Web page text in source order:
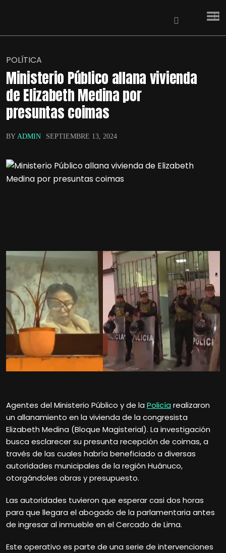
POLÍTICA
Ministerio Público allana vivienda
de Elizabeth Medina por
presuntas coimas
BY ADMIN SEPTIEMBRE 13, 2024
Agentes del Ministerio Público y de la Policía realizaron
un allanamiento en la vivienda de la congresista
Elizabeth Medina (Bloque Magisterial). La investigación
busca esclarecer su presunta recepción de coimas, a
través de las cuales habría beneficiado a diversas
autoridades municipales de la región Huánuco,
otorgándoles obras y presupuesto.
Las autoridades tuvieron que esperar casi dos horas
para que llegara el abogado de la parlamentaria antes
de ingresar al inmueble en el Cercado de Lima.
Este operativo es parte de una serie de intervenciones